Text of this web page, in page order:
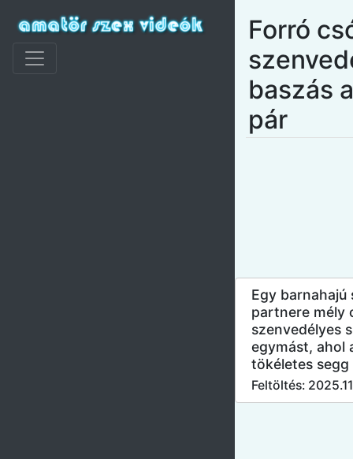
Forró
baszás
pár
Egy barnahajú
partnere mély
szenvedélyes
egymást, ahol
tökéletes
Feltöltés: